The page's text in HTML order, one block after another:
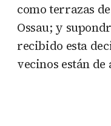
como terrazas
Ossau; y
recibido esta
vecinos están de